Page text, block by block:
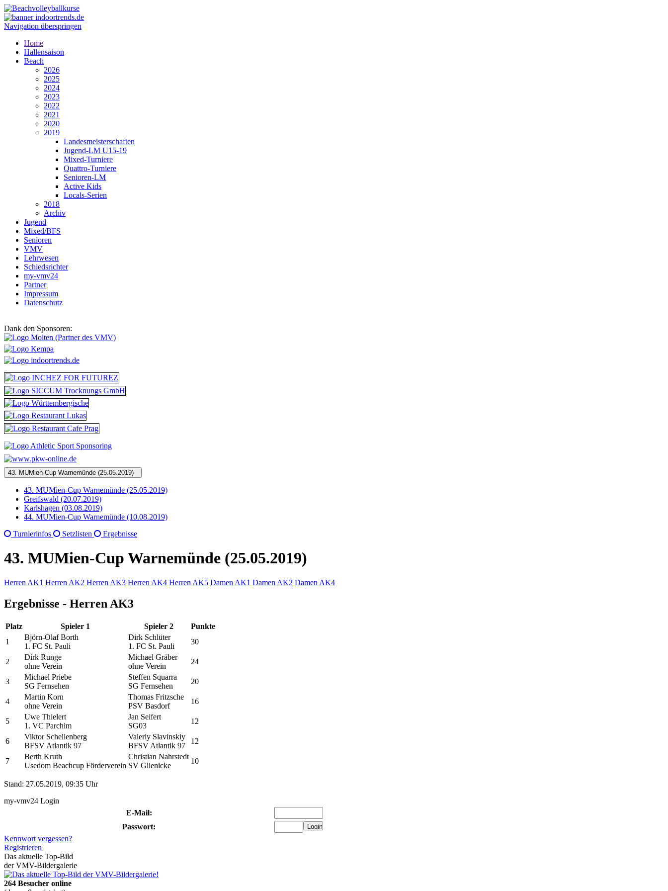
Navigation überspringen
Home
Hallensaison
Beach
2026
2025
2024
2023
2022
2021
2020
2019
Landesmeisterschaften
Jugend-LM U15-19
Mixed-Turniere
Quattro-Turniere
Senioren-LM
Active Kids
Locals-Serien
2018
Archiv
Jugend
Mixed/BFS
Senioren
VMV
Lehrwesen
Schiedsrichter
my-vmv24
Partner
Impressum
Datenschutz
Dank den Sponsoren:
43. MUMien-Cup Warnemünde (25.05.2019)
Greifswald (20.07.2019)
Karlshagen (03.08.2019)
44. MUMien-Cup Warnemünde (10.08.2019)
Turnierinfos
Setzlisten Ergebnisse
43. MUMien-Cup Warnemünde (25.05.2019)
Herren AK1 Herren AK2 Herren AK3 Herren AK4 Herren AK5 Damen AK1 Damen AK2 Damen AK4
Ergebnisse - Herren AK3
Platz Spieler 1 Spieler 2
Punkte
1
Björn-Olaf Borth
1. FC St. Pauli
Dirk Schlüter
1. FC St. Pauli
30
2
Dirk Runge
ohne Verein
Michael Gräber
ohne Verein
24
3
Michael Priebe
SG Fernsehen
Steffen Squarra
SG Fernsehen
20
4
Martin Korn
ohne Verein
Thomas Fritzsche
PSV Basdorf
16
5
Uwe Thielert
1. VC Parchim
Jan Seifert
SG03
12
6
Viktor Schellenberg
BFSV Atlantik 97
Valeriy Slavinskiy
BFSV Atlantik 97
12
7
Berth Kruth
Usedom Beachcup Förderverein
Christian Nahrstedt
SV Glienicke
10
Stand: 27.05.2019, 09:35 Uhr
my-vmv24 Login
E-Mail:
Passwort:
Kennwort vergessen?
Registrieren
Das aktuelle Top-Bild
der VMV-Bildergalerie
264 Besucher online